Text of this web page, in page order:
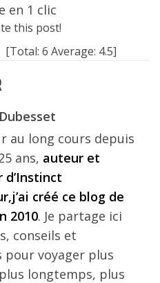
en 1 clic
this post!
[Total: 6 Average: 4.5]
au long cours depuis
ans, auteur et
d’Instinct
créé ce blog de
2010. Je partage ici
conseils et
pour voyager plus
longtemps, plus